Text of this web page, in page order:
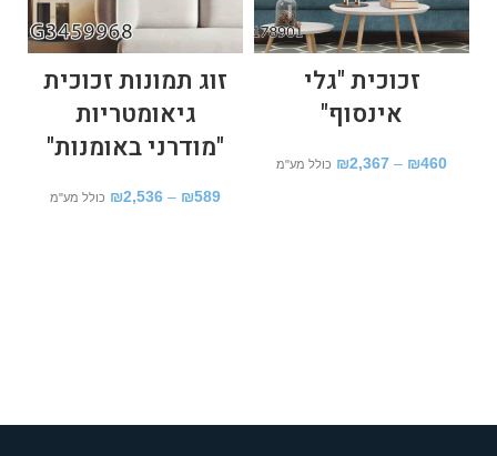
זכוכית "גלי
אינסוף"
₪460
–
₪2,367 כולל מע"מ
זוג תמונות זכוכית
גיאומטריות
"מודרני באומנות"
₪589
–
₪2,536 כולל מע"מ